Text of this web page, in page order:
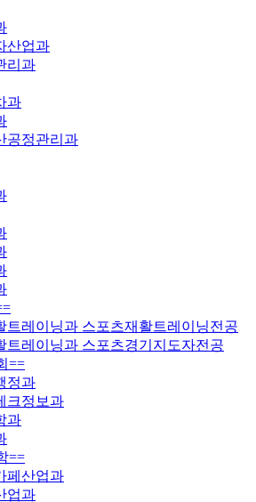
산업과
리과
과
공정관리과
트레이닝과 스포츠재활트레이닝전공
트레이닝과 스포츠경기지도자전공
==
정과
크정보과
과
==
페산업과
업과